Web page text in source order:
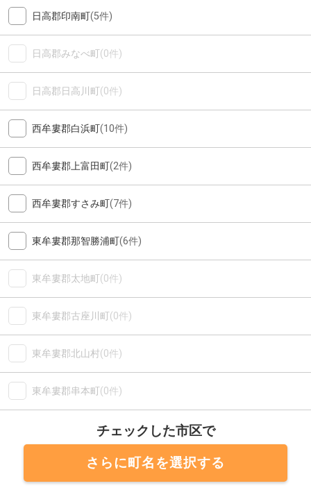
日高郡印南町(5件)
日高郡みなべ町(0件)
日高郡日高川町(0件)
西牟婁郡白浜町(10件)
西牟婁郡上富田町(2件)
西牟婁郡すさみ町(7件)
東牟婁郡那智勝浦町(6件)
東牟婁郡太地町(0件)
東牟婁郡古座川町(0件)
東牟婁郡北山村(0件)
東牟婁郡串本町(0件)
チェックした市区で
さらに町名を選択する